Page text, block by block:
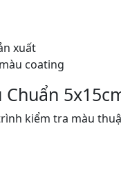
xuất
coating
Chuẩn
kiểm tra màu